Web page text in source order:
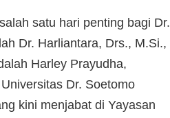
satu hari penting bagi Dr.
Dr. Harliantara, Drs., M.Si.,
Harley Prayudha,
Dr. Soetomo
kini menjabat di Yayasan